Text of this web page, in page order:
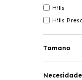
Hills
Hills
Tamaño